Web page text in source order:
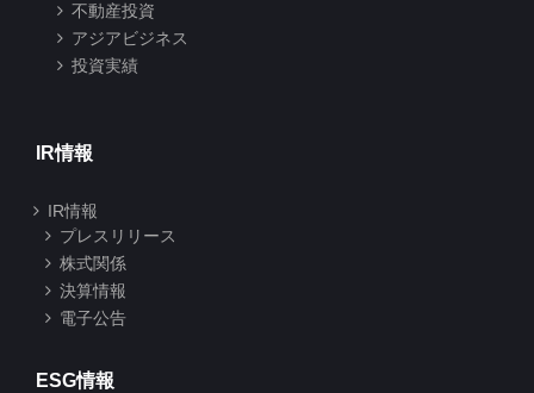
不動産投資
アジアビジネス
投資実績
IR情報
IR情報
プレスリリース
株式関係
決算情報
電子公告
ESG情報